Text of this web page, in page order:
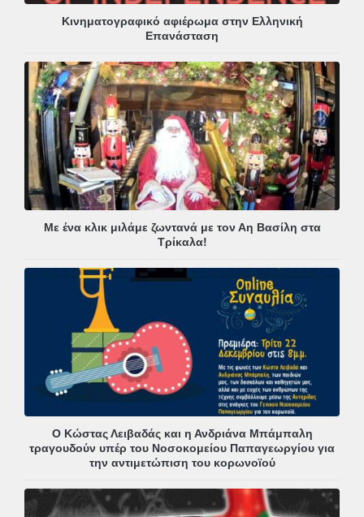
Κινηματογραφικό αφιέρωμα στην Ελληνική
Επανάσταση
Με ένα κλικ μιλάμε ζωντανά με τον Αη Βασίλη στα
Τρίκαλα!
Ο Κώστας Λειβαδάς και η Ανδριάνα Μπάμπαλη
τραγουδούν υπέρ του Νοσοκομείου Παπαγεωργίου για
την αντιμετώπιση του κορωνοϊού